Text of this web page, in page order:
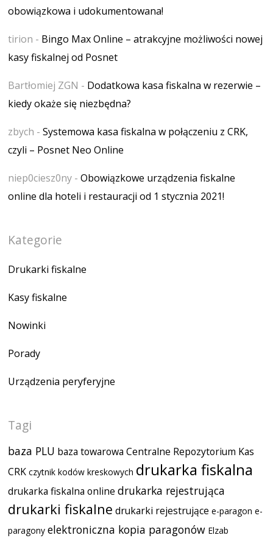
obowiązkowa i udokumentowana!
tirion - Bingo Max Online – atrakcyjne możliwości nowej
kasy fiskalnej od Posnet
Bartłomiej ZGN - Dodatkowa kasa fiskalna w rezerwie –
kiedy okaże się niezbędna?
zbych -Systemowa kasa fiskalna w połączeniu z CRK,
czyli – Posnet Neo Online
niep0ciesz0ny -Obowiązkowe urządzenia fiskalne
online dla hoteli i restauracji od 1 stycznia 2021!
Kategorie
Drukarki fiskalne
Kasy fiskalne
Nowinki
Porady
Urządzenia peryferyjne
Tagi
baza PLU baza towarowa Centralne Repozytorium Kas
CRK czytnik kodów kreskowych drukarka fiskalna
drukarka fiskalna online drukarka rejestrująca
drukarki fiskalne drukarki rejestrujące e-paragon e-
paragony elektroniczna kopia paragonów Elzab